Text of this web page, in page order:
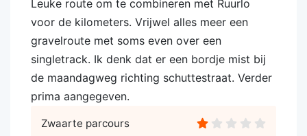
Leuke route om te combineren met Ruurlo
voor de kilometers. Vrijwel alles meer een
gravelroute met soms even over een
singletrack. Ik denk dat er een bordje mist bij
de maandagweg richting schuttestraat. Verder
prima aangegeven.
Zwaarte parcours